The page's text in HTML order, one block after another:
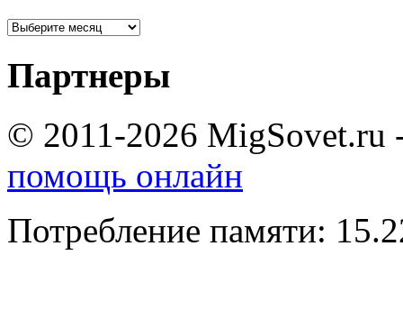
Партнеры
© 2011-2026 MigSovet.ru
помощь онлайн
Потребление памяти: